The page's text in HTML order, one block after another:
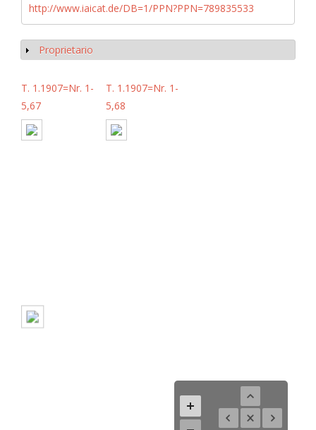
http://www.iaicat.de/DB=1/PPN?PPN=789835533
Mostrar
Proprietario
T. 1.1907=Nr. 1-
5,67
T. 1.1907=Nr. 1-
5,68